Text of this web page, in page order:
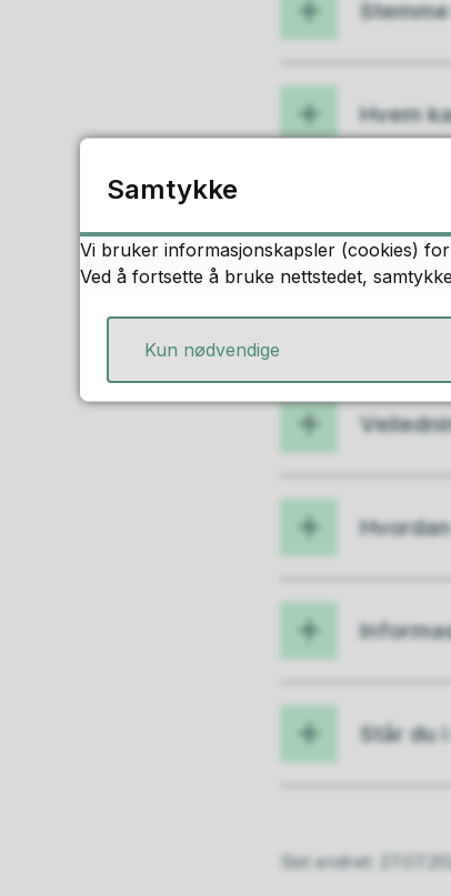
Hvem
Har du
Står du
Sist endret
Samtykke
Vi bruker informasjonskapsler (cookies)
Ved å fortsette å bruke nettstedet,
Kun nødvendige